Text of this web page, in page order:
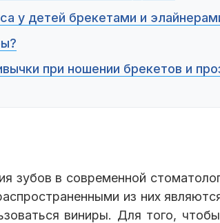
у детей брекетами и
при ношении брекетов и
зубов в современной
из них
виниры. Для того,